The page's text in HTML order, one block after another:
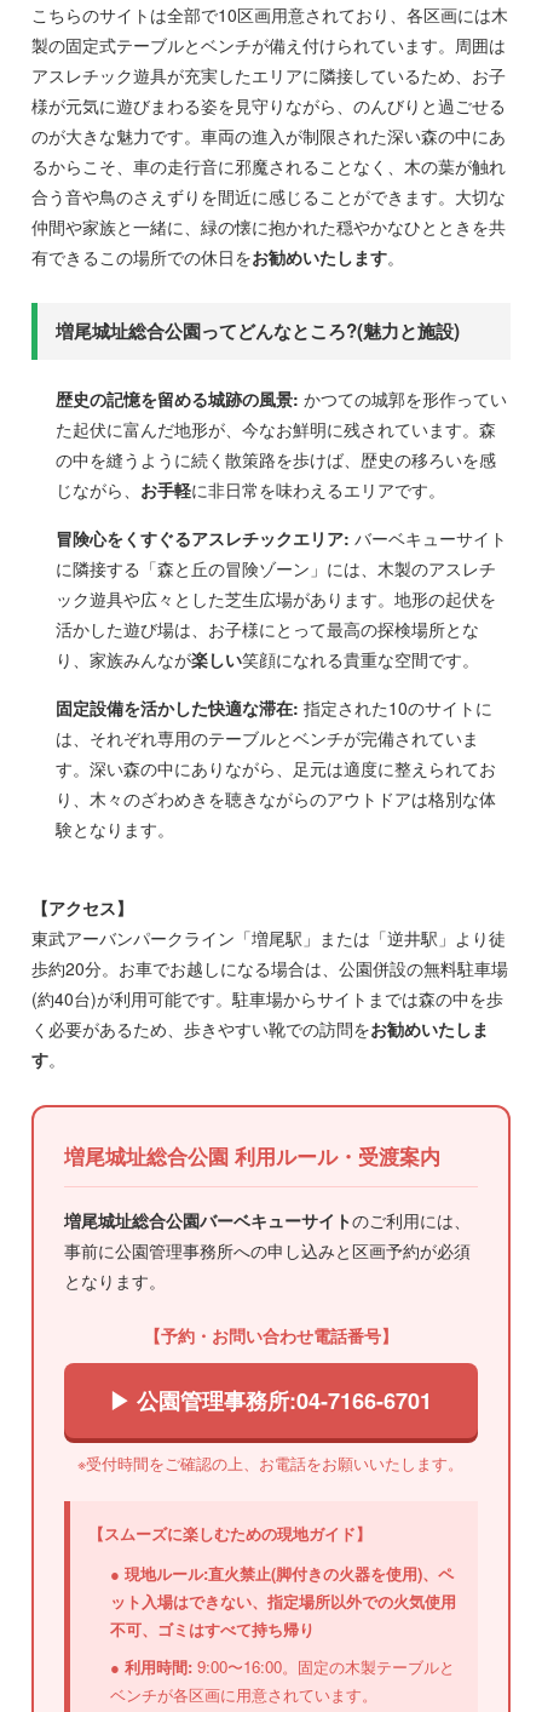
こちらのサイトは全部で10区画用意されており、各区画には木
製の固定式テーブルとベンチが備え付けられています。周囲は
アスレチック遊具が充実したエリアに隣接しているため、お子
様が元気に遊びまわる姿を見守りながら、のんびりと過ごせる
のが大きな魅力です。車両の進入が制限された深い森の中にあ
るからこそ、車の走行音に邪魔されることなく、木の葉が触れ
合う音や鳥のさえずりを間近に感じることができます。大切な
仲間や家族と一緒に、緑の懐に抱かれた穏やかなひとときを共
有できるこの場所での休日をお勧めいたします。
増尾城址総合公園ってどんなところ?(魅力と施設)
歴史の記憶を留める城跡の風景: かつての城郭を形作ってい
た起伏に富んだ地形が、今なお鮮明に残されています。森
の中を縫うように続く散策路を歩けば、歴史の移ろいを感
じながら、 お手軽に非日常を味わえるエリアです。
冒険心をくすぐるアスレチックエリア: バーベキューサイト
に隣接する「森と丘の冒険ゾーン」には、木製のアスレチ
ック遊具や広々とした芝生広場があります。地形の起伏を
活かした遊び場は、お子様にとって最高の探検場所とな
り、家族みんなが楽しい笑顔になれる貴重な空間です。
固定設備を活かした快適な滞在: 指定された10のサイトに
は、それぞれ専用のテーブルとベンチが完備されていま
す。深い森の中にありながら、足元は適度に整えられてお
り、木々のざわめきを聴きながらのアウトドアは格別な体
験となります。
【アクセス】
東武アーバンパークライン「増尾駅」または「逆井駅」より徒
歩約20分。お車でお越しになる場合は、公園併設の無料駐車場
(約40台)が利用可能です。駐車場からサイトまでは森の中を歩
く必要があるため、歩きやすい靴での訪問をお勧めいたしま
す。
増尾城址総合公園 利用ルール・受渡案内
増尾城址総合公園バーベキューサイトのご利用には、
事前に公園管理事務所への申し込みと区画予約が必須
となります。
【予約・お問い合わせ電話番号】
▶ 公園管理事務所:04-7166-6701
※受付時間をご確認の上、お電話をお願いいたします。
【スムーズに楽しむための現地ガイド】
●現地ルール:直火禁止(脚付きの火器を使用)、ペ
ット入場はできない、指定場所以外での火気使用
不可、ゴミはすべて持ち帰り
●利用時間: 9:00〜16:00。固定の木製テーブルと
ベンチが各区画に用意されています。